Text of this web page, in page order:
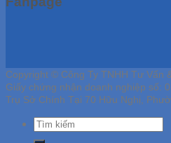
Copyright © Công Ty TNHH Tư Vấn
Giấy chứng nhận doanh nghiệp số:
Trụ Sở Chính Tại 70 Hữu Nghị,